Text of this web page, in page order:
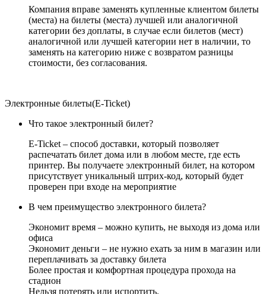
Компания вправе заменять купленные клиентом билеты
(места) на билеты (места) лучшей или аналогичной
категории без доплаты, в случае если билетов (мест)
аналогичной или лучшей категории нет в наличии, то
заменять на категорию ниже с возвратом разницы
стоимости, без согласования.
Электронные билеты(E-Ticket)
Что такое электронный билет?
E-Ticket – способ доставки, который позволяет
распечатать билет дома или в любом месте, где есть
принтер. Вы получаете электронный билет, на котором
присутствует уникальный штрих-код, который будет
проверен при входе на мероприятие
В чем преимущество электронного билета?
Экономит время – можно купить, не выходя из дома или
офиса
Экономит деньги – не нужно ехать за ним в магазин или
переплачивать за доставку билета
Более простая и комфортная процедура прохода на
стадион
Нельзя потерять или испортить.